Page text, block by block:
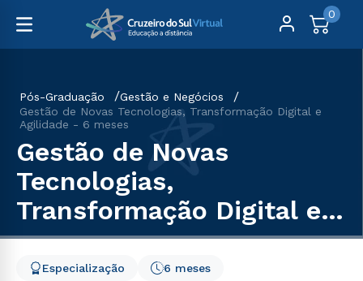
0
Pós-Graduação
Gestão e Negócios
Gestão de Novas Tecnologias, Transformação Digital e
Agilidade - 6 meses
Gestão de Novas
Tecnologias,
Transformação Digital e
Agilidade - 6 meses
6 meses
Especialização